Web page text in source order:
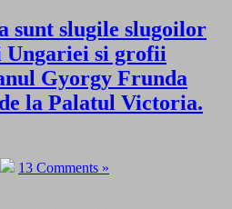
sunt slugile slugoilor
Ungariei si grofii
Gyorgy Frunda
la Palatul Victoria.
13 Comments »